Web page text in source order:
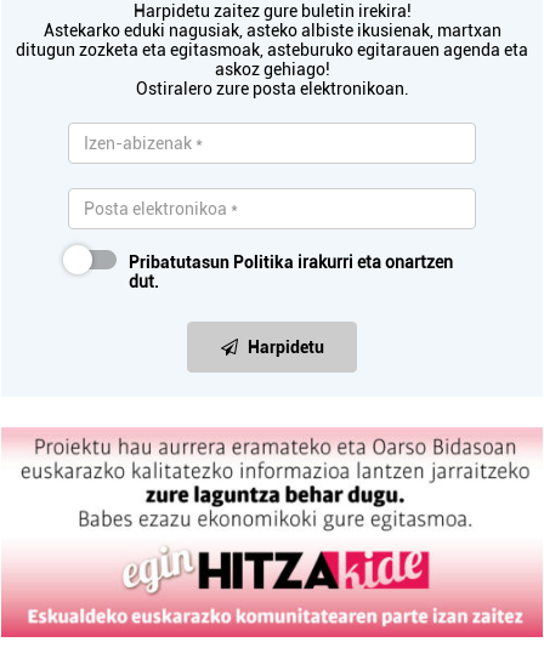
Harpidetu zaitez gure buletin irekira!
Astekarko eduki nagusiak, asteko albiste ikusienak, martxan
ditugun zozketa eta egitasmoak, asteburuko egitarauen agenda eta
askoz gehiago!
Ostiralero zure posta elektronikoan.
Pribatutasun Politika irakurri eta onartzen
dut.
Harpidetu